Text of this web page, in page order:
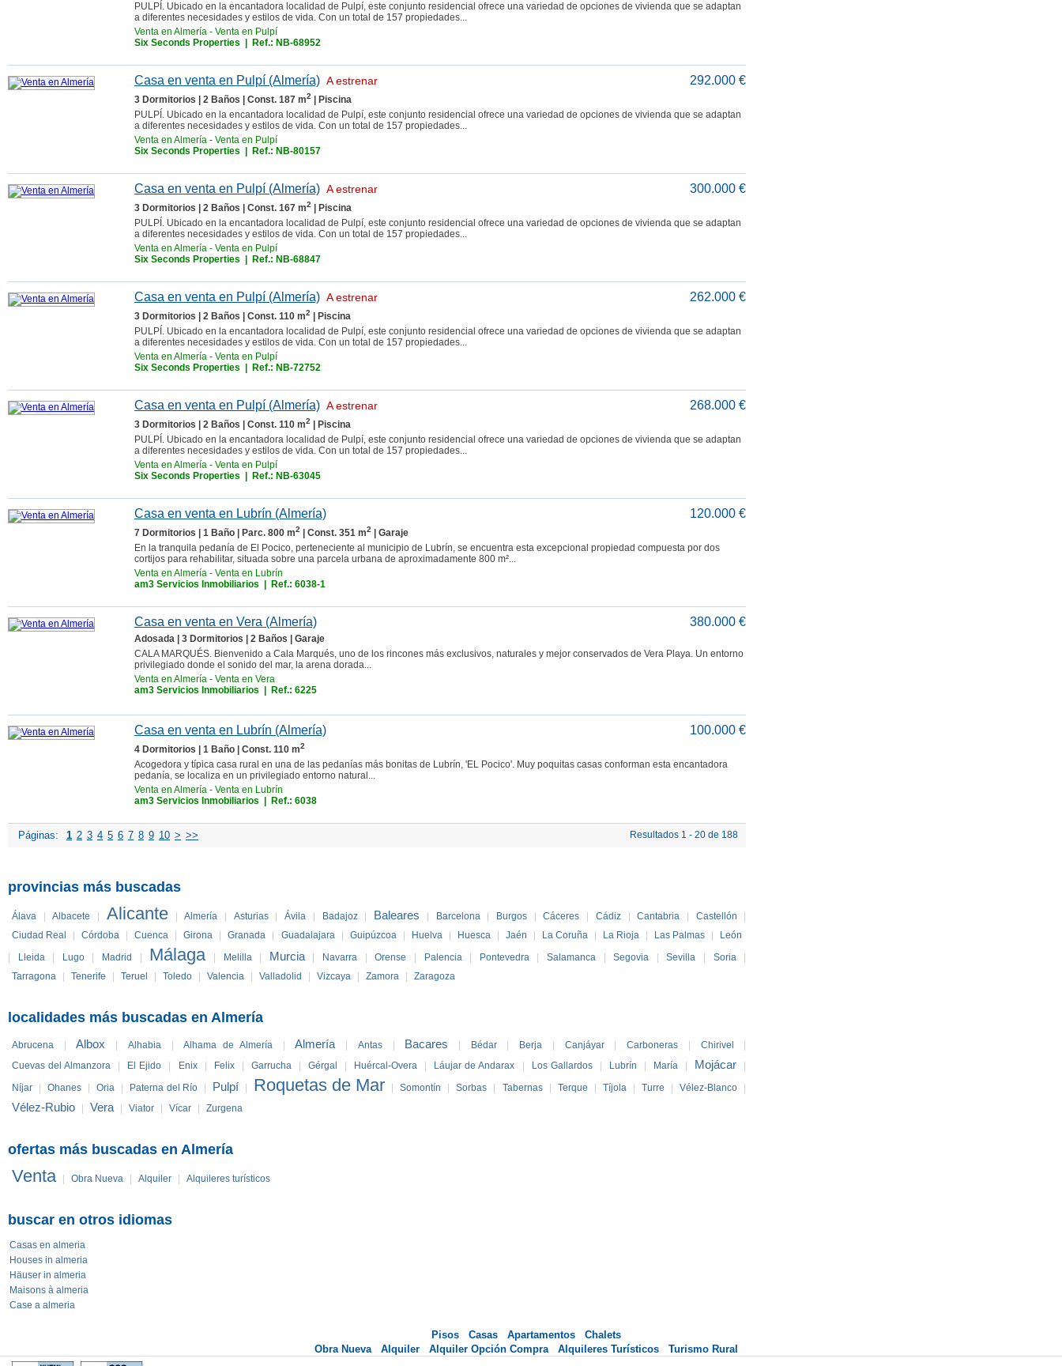
PULPÍ. Ubicado en la encantadora localidad de Pulpí, este conjunto residencial ofrece una variedad de opciones de vivienda que se adaptan
a diferentes necesidades y estilos de vida. Con un total de 157 propiedades...
Venta en Almería - Venta en Pulpí
Six Seconds Properties | Ref.: NB-68952
292.000 €
Casa en venta en Pulpí (Almería) A estrenar
3 Dormitorios | 2 Baños | Const. 187 m2
| Piscina
PULPÍ. Ubicado en la encantadora localidad de Pulpí, este conjunto residencial ofrece una variedad de opciones de vivienda que se adaptan
a diferentes necesidades y estilos de vida. Con un total de 157 propiedades...
Venta en Almería - Venta en Pulpí
Six Seconds Properties | Ref.: NB-80157
300.000 €
Casa en venta en Pulpí (Almería) A estrenar
3 Dormitorios | 2 Baños | Const. 167 m2
| Piscina
PULPÍ. Ubicado en la encantadora localidad de Pulpí, este conjunto residencial ofrece una variedad de opciones de vivienda que se adaptan
a diferentes necesidades y estilos de vida. Con un total de 157 propiedades...
Venta en Almería - Venta en Pulpí
Six Seconds Properties | Ref.: NB-68847
262.000 €
Casa en venta en Pulpí (Almería) A estrenar
3 Dormitorios | 2 Baños | Const. 110 m2
| Piscina
PULPÍ. Ubicado en la encantadora localidad de Pulpí, este conjunto residencial ofrece una variedad de opciones de vivienda que se adaptan
a diferentes necesidades y estilos de vida. Con un total de 157 propiedades...
Venta en Almería - Venta en Pulpí
Six Seconds Properties | Ref.: NB-72752
268.000 €
Casa en venta en Pulpí (Almería) A estrenar
3 Dormitorios | 2 Baños | Const. 110 m2
| Piscina
PULPÍ. Ubicado en la encantadora localidad de Pulpí, este conjunto residencial ofrece una variedad de opciones de vivienda que se adaptan
a diferentes necesidades y estilos de vida. Con un total de 157 propiedades...
Venta en Almería - Venta en Pulpí
Six Seconds Properties | Ref.: NB-63045
120.000 €
Casa en venta en Lubrín (Almería)
7 Dormitorios | 1 Baño | Parc. 800 m2 | Const. 351 m2
| Garaje
En la tranquila pedanía de El Pocico, perteneciente al municipio de Lubrín, se encuentra esta excepcional propiedad compuesta por dos
cortijos para rehabilitar, situada sobre una parcela urbana de aproximadamente 800 m²...
Venta en Almería - Venta en Lubrín
am3 Servicios Inmobiliarios | Ref.: 6038-1
380.000 €
Casa en venta en Vera (Almería)
Adosada | 3 Dormitorios | 2 Baños | Garaje
CALA MARQUÉS. Bienvenido a Cala Marqués, uno de los rincones más exclusivos, naturales y mejor conservados de Vera Playa. Un entorno
privilegiado donde el sonido del mar, la arena dorada...
Venta en Almería - Venta en Vera
am3 Servicios Inmobiliarios | Ref.: 6225
100.000 €
Casa en venta en Lubrín (Almería)
4 Dormitorios | 1 Baño | Const. 110 m2
Acogedora y típica casa rural en una de las pedanías más bonitas de Lubrín, 'EL Pocico'. Muy poquitas casas conforman esta encantadora
pedanía, se localiza en un privilegiado entorno natural...
Venta en Almería - Venta en Lubrín
am3 Servicios Inmobiliarios | Ref.: 6038
Páginas: 1 2 3 4 5 6 7 8 9 10 > >> Resultados 1 - 20 de 188
provincias más buscadas
Álava Albacete Alicante Almería Asturias Ávila Badajoz Baleares Barcelona Burgos Cáceres Cádiz Cantabria Castellón
Ciudad Real
Córdoba Cuenca Girona Granada Guadalajara Guipúzcoa Huelva Huesca Jaén La Coruña La Rioja Las Palmas
León
Lleida Lugo Madrid Málaga Melilla Murcia Navarra Orense Palencia Pontevedra Salamanca Segovia Sevilla Soria
Tarragona
Tenerife Teruel Toledo Valencia Valladolid Vizcaya Zamora Zaragoza
localidades más buscadas en Almería
Abrucena Albox Alhabia Alhama de Almería Almería Antas Bacares Bédar Berja Canjáyar Carboneras Chirivel
Cuevas del Almanzora
El Ejido Enix Felix Garrucha Gérgal Huércal-Overa Láujar de Andarax Los Gallardos Lubrín María Mojácar
Níjar
Ohanes Oria Paterna del Río Pulpí Roquetas de Mar Somontín Sorbas Tabernas Terque Tíjola Turre Vélez-Blanco
Vélez-Rubio Vera Viator Vícar Zurgena
ofertas más buscadas en Almería
Venta Obra Nueva Alquiler Alquileres turísticos
buscar en otros idiomas
Casas en almeria
Houses in almeria
Häuser in almeria
Maisons à almeria
Case a almeria
Pisos Casas Apartamentos
Chalets
Obra Nueva
Alquiler Alquiler Opción Compra Alquileres Turísticos Turismo Rural